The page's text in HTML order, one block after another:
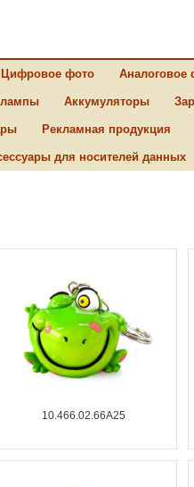
Цифровое фото Аналоговое
Аккумуляторы
Рекламная продукция
для носителей данных
10.466.02.66A25